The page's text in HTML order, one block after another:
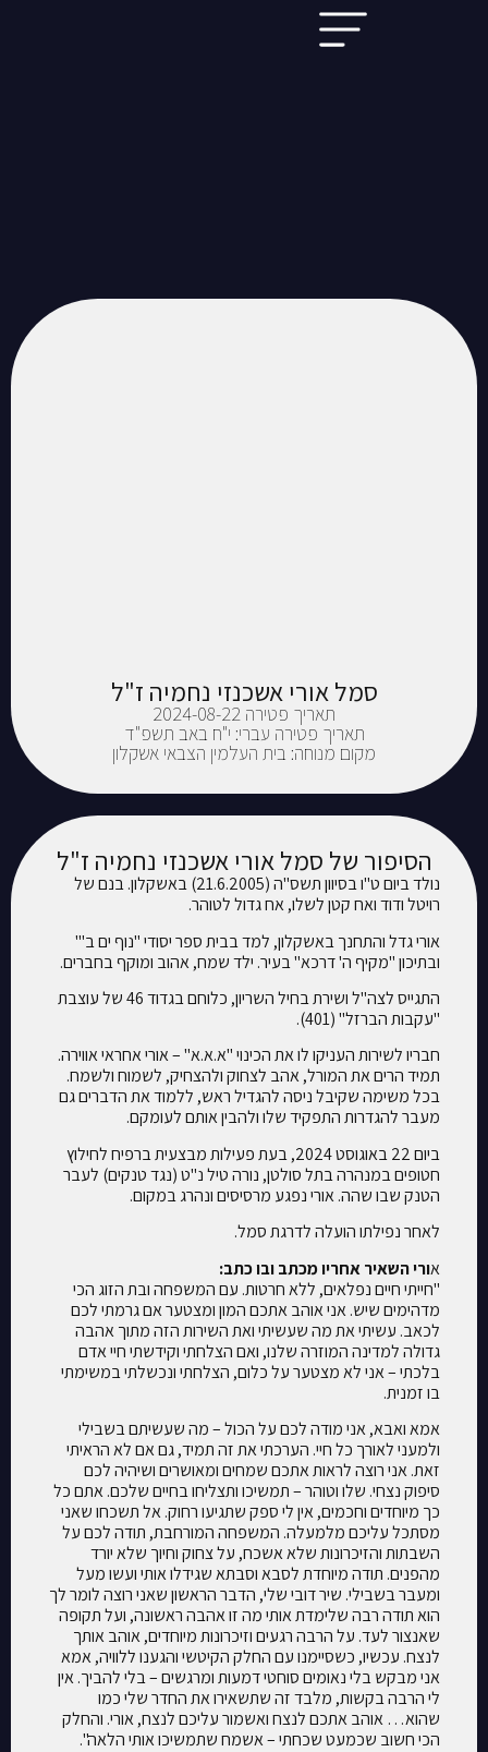
סמל אורי אשכנזי נחמיה ז"ל
תאריך פטירה 2024-08-22
תאריך פטירה עברי: י"ח באב תשפ"ד
מקום מנוחה: בית העלמין הצבאי אשקלון
הסיפור של סמל אורי אשכנזי נחמיה ז"ל
נולד ביום ט"ו בסיוון תשס"ה (21.6.2005) באשקלון. בנם של
רויטל ודוד ואח קטן לשלו, אח גדול לטוהר.
אורי גדל והתחנך באשקלון, למד בבית ספר יסודי "נוף ים ב'"
ובתיכון "מקיף ה' דרכא" בעיר. ילד שמח, אהוב ומוקף בחברים.
התגייס לצה"ל ושירת בחיל השריון, כלוחם בגדוד 46 של עוצבת
"עקבות הברזל" (401).
חבריו לשירות העניקו לו את הכינוי "א.א.א" – אורי אחראי אווירה.
תמיד הרים את המורל, אהב לצחוק ולהצחיק, לשמוח ולשמח.
בכל משימה שקיבל ניסה להגדיל ראש, ללמוד את הדברים גם
מעבר להגדרות התפקיד שלו ולהבין אותם לעומקם.
ביום 22 באוגוסט 2024, בעת פעילות מבצעית ברפיח לחילוץ
חטופים במנהרה בתל סולטן, נורה טיל נ"ט (נגד טנקים) לעבר
הטנק שבו שהה. אורי נפגע מרסיסים ונהרג במקום.
לאחר נפילתו הועלה לדרגת סמל.
אורי השאיר אחריו מכתב ובו כתב:
"חייתי חיים נפלאים, ללא חרטות. עם המשפחה ובת הזוג הכי
מדהימים שיש. אני אוהב אתכם המון ומצטער אם גרמתי לכם
לכאב. עשיתי את מה שעשיתי ואת השירות הזה מתוך אהבה
גדולה למדינה המוזרה שלנו, ואם הצלחתי וקידשתי חיי אדם
בלכתי – אני לא מצטער על כלום, הצלחתי ונכשלתי במשימתי
בו זמנית.
אמא ואבא, אני מודה לכם על הכול – מה שעשיתם בשבילי
ולמעני לאורך כל חיי. הערכתי את זה תמיד, גם אם לא הראיתי
זאת. אני רוצה לראות אתכם שמחים ומאושרים ושיהיה לכם
סיפוק נצחי. שלו וטוהר – תמשיכו ותצליחו בחיים שלכם. אתם כל
כך מיוחדים וחכמים, אין לי ספק שתגיעו רחוק. אל תשכחו שאני
מסתכל עליכם מלמעלה. המשפחה המורחבת, תודה לכם על
השבתות והזיכרונות שלא אשכח, על צחוק וחיוך שלא יורד
מהפנים. תודה מיוחדת לסבא וסבתא שגידלו אותי ועשו מעל
ומעבר בשבילי. שיר דובי שלי, הדבר הראשון שאני רוצה לומר לך
הוא תודה רבה שלימדת אותי מה זו אהבה ראשונה, ועל תקופה
שאנצור לעד. על הרבה רגעים וזיכרונות מיוחדים, אוהב אותך
לנצח. עכשיו, כשסיימנו עם החלק הקיטשי והגענו ללוויה, אמא
אני מבקש בלי נאומים סוחטי דמעות ומרגשים – בלי להביך. אין
לי הרבה בקשות, מלבד זה שתשאירו את החדר שלי כמו
שהוא… אוהב אתכם לנצח ואשמור עליכם לנצח, אורי. והחלק
הכי חשוב שכמעט שכחתי – אשמח שתמשיכו אותי הלאה".